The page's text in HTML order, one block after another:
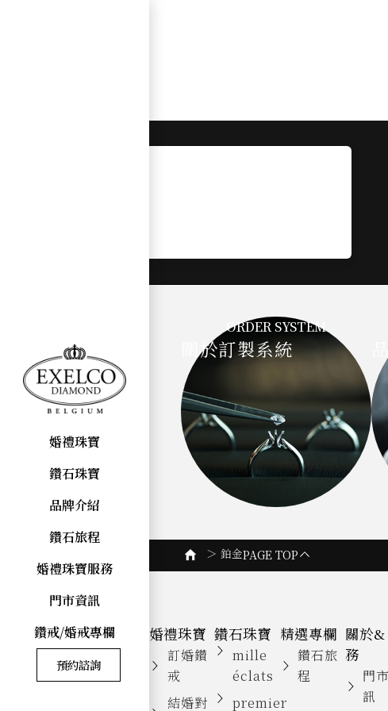
婚禮珠寶
鑽石珠寶
品牌介紹
鑽石旅程
婚禮珠寶服務
門市資訊
鑽戒/婚戒專欄
預約諮詢
ORDER SYSTEM
關於訂製系統
＞鉑金PAGE TOP
婚禮珠寶
訂婚鑽
戒
結婚對
鑽石珠寶
mille
éclats
premier
精選專欄
鑽石旅
程
關於&
務
門
訊